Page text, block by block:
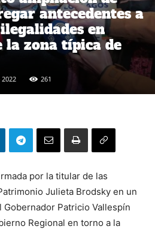
antecedentes a
en
zona típica de
261
por la titular de las
Julieta Brodsky en un
Patricio Vallespín
Regional en torno a la